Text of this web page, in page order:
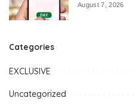
August 7, 2026
Categories
EXCLUSIVE
Uncategorized